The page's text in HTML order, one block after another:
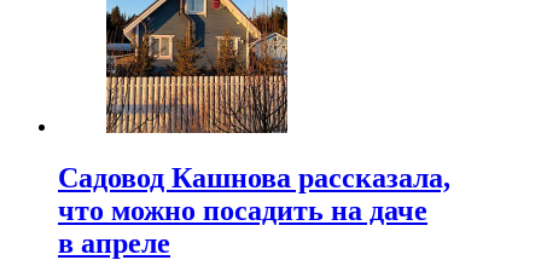
Садовод Кашнова рассказала,
что можно посадить на даче
в апреле